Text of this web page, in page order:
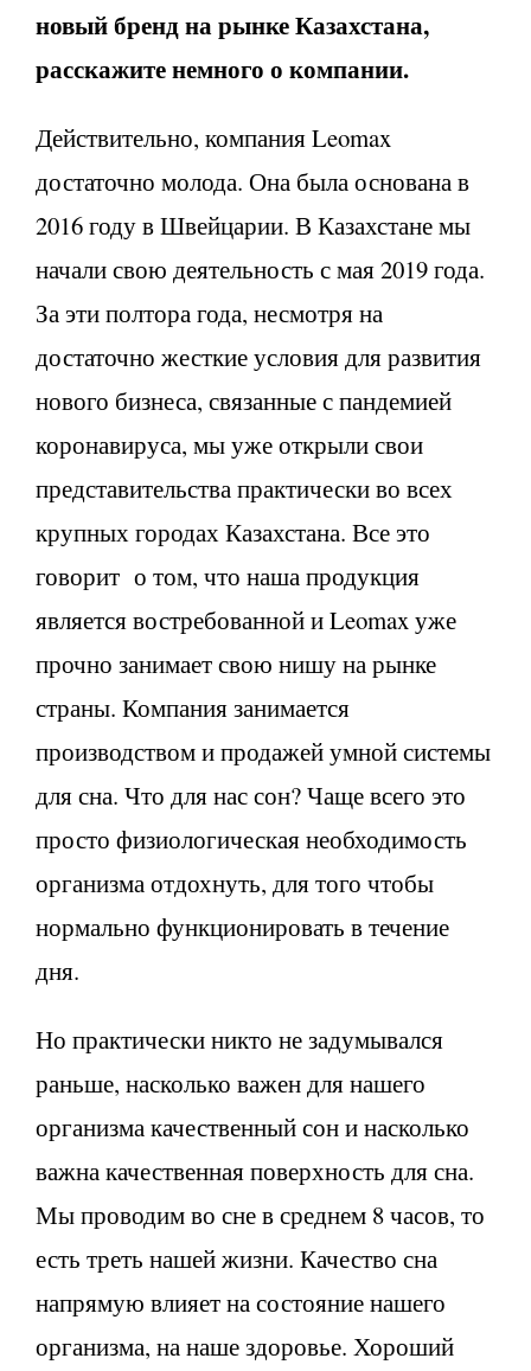
новый бренд на рынке Казахстана,
расскажите немного о компании.
Действительно, компания Leomax
достаточно молода. Она была основана в
2016 году в Швейцарии. В Казахстане мы
начали свою деятельность с мая 2019 года.
За эти полтора года, несмотря на
достаточно жесткие условия для развития
нового бизнеса, связанные с пандемией
коронавируса, мы уже открыли свои
представительства практически во всех
крупных городах Казахстана. Все это
говорит о том, что наша продукция
является востребованной и Leomax уже
прочно занимает свою нишу на рынке
страны. Компания занимается
производством и продажей умной системы
для сна. Что для нас сон? Чаще всего это
просто физиологическая необходимость
организма отдохнуть, для того чтобы
нормально функционировать в течение
дня.
Но практически никто не задумывался
раньше, насколько важен для нашего
организма качественный сон и насколько
важна качественная поверхность для сна.
Мы проводим во сне в среднем 8 часов, то
есть треть нашей жизни. Качество сна
напрямую влияет на состояние нашего
организма, на наше здоровье. Хороший